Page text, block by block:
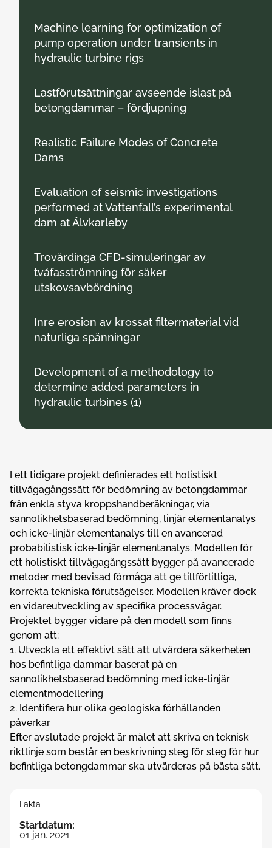
Machine learning for optimization of
pump operation under transients in
hydraulic turbine rigs
Lastförutsättningar avseende islast på
betongdammar – fördjupning
Realistic Failure Modes of Concrete
Dams
Evaluation of seismic investigations
performed at Vattenfall’s experimental
dam at Älvkarleby
Trovärdinga CFD-simuleringar av
tvåfasströmning för säker
utskovsavbördning
Inre erosion av krossat filtermaterial vid
naturliga spänningar
Development of a methodology to
determine added parameters in
hydraulic turbines (1)
I ett tidigare projekt definierades ett holistiskt
tillvägagångssätt för bedömning av betongdammar
från enkla styva kroppshandberäkningar, via
sannolikhetsbaserad bedömning, linjär elementanalys
och icke-linjär elementanalys till en avancerad
probabilistisk icke-linjär elementanalys. Modellen för
ett holistiskt tillvägagångssätt bygger på avancerade
metoder med bevisad förmåga att ge tillförlitliga,
korrekta tekniska förutsägelser. Modellen kräver dock
en vidareutveckling av specifika processvägar.
Projektet bygger vidare på den modell som finns
genom att:
1. Utveckla ett effektivt sätt att utvärdera säkerheten
hos befintliga dammar baserat på en
sannolikhetsbaserad bedömning med icke-linjär
elementmodellering
2. Identifiera hur olika geologiska förhållanden
påverkar
Efter avslutade projekt är målet att skriva en teknisk
riktlinje som består en beskrivning steg för steg för hur
befintliga betongdammar ska utvärderas på bästa sätt.
Fakta
Startdatum:
01 jan. 2021